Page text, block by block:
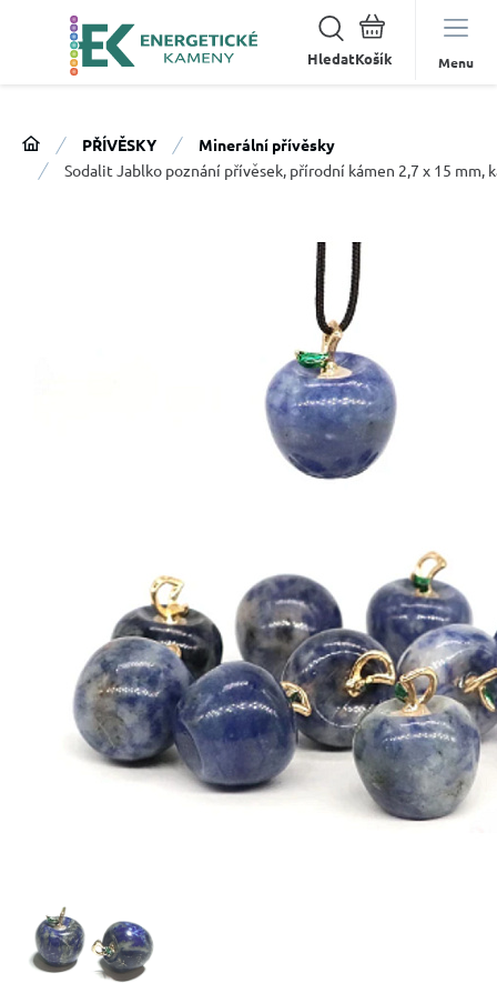
Hledat Menu
PŘÍVĚSKY
Minerální přívěsky
Sodalit Jablko poznání přívěsek, přírodní kámen 2,7 x 15 mm,